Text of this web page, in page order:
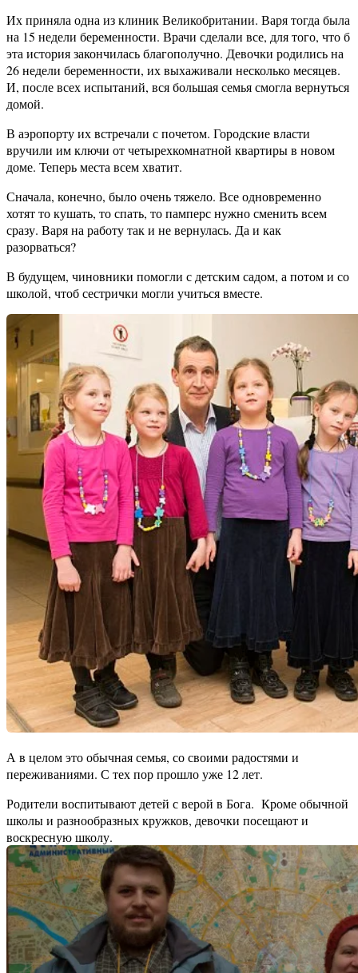
Их приняла одна из клиник Великобритании. Варя тогда была
на 15 недели беременности. Врачи сделали все, для того, что б
эта история закончилась благополучно. Девочки родились на
26 недели беременности, их выхаживали несколько месяцев.
И, после всех испытаний, вся большая семья смогла вернуться
домой.
В аэропорту их встречали с почетом. Городские власти
вручили им ключи от четырехкомнатной квартиры в новом
доме. Теперь места всем хватит.
Сначала, конечно, было очень тяжело. Все одновременно
хотят то кушать, то спать, то памперс нужно сменить всем
сразу. Варя на работу так и не вернулась. Да и как
разорваться?
В будущем, чиновники помогли с детским садом, а потом и со
школой, чтоб сестрички могли учиться вместе.
А в целом это обычная семья, со своими радостями и
переживаниями. С тех пор прошло уже 12 лет.
Родители воспитывают детей с верой в Бога. Кроме обычной
школы и разнообразных кружков, девочки посещают и
воскресную школу.